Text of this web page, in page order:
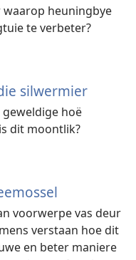
heuningbye
te verbeter?
silwermier
hoë
dit moontlik?
voorwerpe vas deur
verstaan hoe dit
en beter maniere